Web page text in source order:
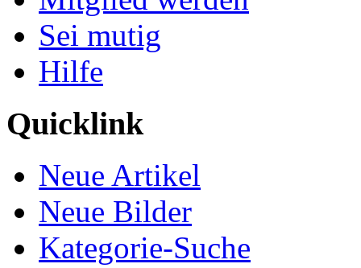
Sei mutig
Hilfe
Quicklink
Neue Artikel
Neue Bilder
Kategorie-Suche